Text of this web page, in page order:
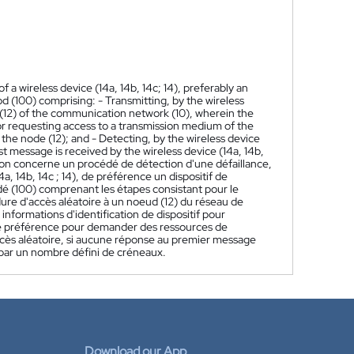
wireless device (14a, 14b, 14c; 14), preferably an
(100) comprising: - Transmitting, by the wireless
of the communication network (10), wherein the
access to a transmission medium of the
node (12); and - Detecting, by the wireless device
is received by the wireless device (14a, 14b,
concerne un procédé de détection d'une défaillance,
14b, 14c ; 14), de préférence un dispositif de
(100) comprenant les étapes consistant pour le
d'accès aléatoire à un noeud (12) du réseau de
d'identification de dispositif pour
pour demander des ressources de
aléatoire, si aucune réponse au premier message
un nombre défini de créneaux.